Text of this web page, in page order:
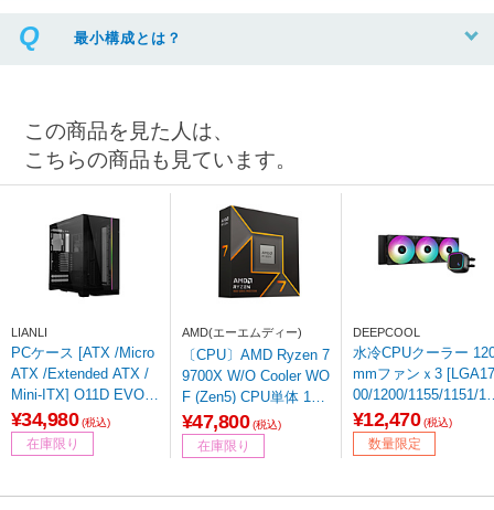
最小構成とは？
この商品を見た人は、
こちらの商品も見ています。
LIANLI
PCケース [ATX /Micro
ATX /Extended ATX /
Mini-ITX] O11D EVO X
L ブラック
¥34,980 (税込)
在庫限り
AMD(エーエムディー)
〔CPU〕AMD Ryzen 7
9700X W/O Cooler WO
F (Zen5) CPU単体 100
-100001404WOF ［AM
D Ryzen 7 /Socket AM
5 /グラフィックス搭
¥47,800 (税込)
在庫限り
DEEPCOOL
水冷CPUクーラー
mmファンｘ3 [LGA17
00/1200/1155/1151/11
50・AM5/AM4]
ブラック R-LE720-BK
AMMN-G-1 【sof001
¥12,470 (税込)
数量限定